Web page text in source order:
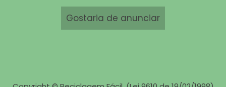
Gostaria de anunciar